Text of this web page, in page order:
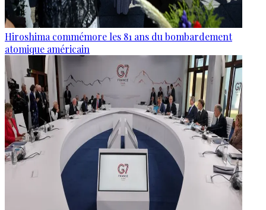
Hiroshima commémore les 81 ans du bombardement
atomique américain